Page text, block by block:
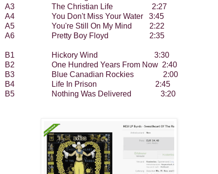
A3
The Christian Life
2:27
A4
You Don't Miss Your Water 3:45
A5
You're Still On My Mind
2:22
A6
Pretty Boy Floyd 2:35
B1 Hickory Wind
3:30
B2
One Hundred Years From Now 2:40
B3
Blue Canadian Rockies
2:00
B4
Life In Prison
2:45
B5
Nothing Was Delivered 3:20